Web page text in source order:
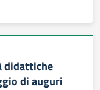
didattiche
di auguri